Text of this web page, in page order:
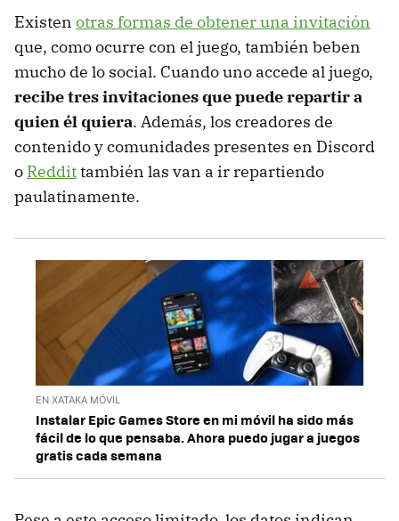
Existen otras formas de obtener una invitación
que, como ocurre con el juego, también beben
mucho de lo social. Cuando uno accede al juego,
recibe tres invitaciones que puede repartir a
quien él quiera. Además, los creadores de
contenido y comunidades presentes en Discord
o Reddittambién las van a ir repartiendo
paulatinamente.
EN XATAKA MÓVIL
Instalar Epic Games Store en mi móvil ha sido más
fácil de lo que pensaba. Ahora puedo jugar a juegos
gratis cada semana